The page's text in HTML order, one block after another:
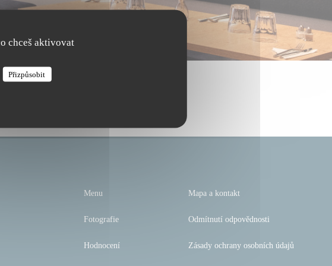
chceš aktivovat
Přizpůsobit
Menu
Fotografie
Hodnocení
Mapa a kontakt
Odmítnutí odpovědnosti
Zásady ochrany osobních údajů